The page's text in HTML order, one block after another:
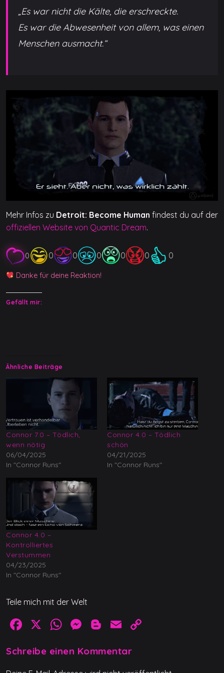
„Es war nicht die Kälte, die erschreckte.
Es war die Abwesenheit von allem, was einen
Menschen ausmacht.“
Mehr Infos zu Detroit: Become Human findest du auf der
offiziellen Website von Quantic Dream.
0 0 0 0 0 0 0
Danke für deine Reaktion!
Gefällt mir:
Ähnliche Beiträge
Connor 7.0 – Tödlich,
wenn nötig
06/04/2025
In "Connor Runs"
Connor 4.0 – Tödlich
schön
04/21/2025
In "Connor Runs"
Connor 4.0 –
Kontrolliertes
Verstummen
04/23/2025
In "Connor Runs"
Teile mich mit der Welt
F
c
X
W
at
M
ss
Bl
g
E
ai
Schreibe einen Kommentar